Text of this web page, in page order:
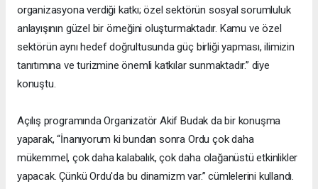
organizasyona verdiği katkı; özel sektörün sosyal sorumluluk
anlayışının güzel bir örneğini oluşturmaktadır. Kamu ve özel
sektörün aynı hedef doğrultusunda güç birliği yapması, ilimizin
tanıtımına ve turizmine önemli katkılar sunmaktadır.” diye
konuştu.
Açılış programında Organizatör Akif Budak da bir konuşma
yaparak, “İnanıyorum ki bundan sonra Ordu çok daha
mükemmel, çok daha kalabalık, çok daha olağanüstü etkinlikler
yapacak. Çünkü Ordu'da bu dinamizm var.” cümlelerini kullandı.